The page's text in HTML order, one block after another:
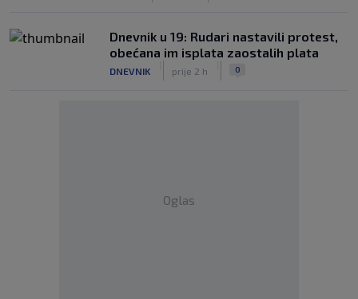
Dnevnik u 19: Rudari nastavili protest,
obećana im isplata zaostalih plata
DNEVNIK prije 2 h 0
Oglas